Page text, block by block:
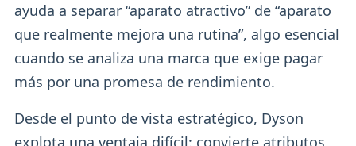
ayuda a separar “aparato atractivo” de “aparato
que realmente mejora una rutina”, algo esencial
cuando se analiza una marca que exige pagar
más por una promesa de rendimiento.
Desde el punto de vista estratégico, Dyson
explota una ventaja difícil: convierte atributos